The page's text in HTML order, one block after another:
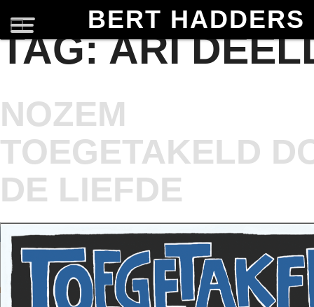
BERT HADDERS
TAG:ARI
NOZEM
TOEGETAKELD
DE LIEFDE